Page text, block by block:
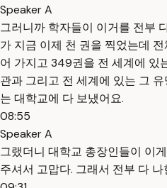
Speaker A
그러니까 학자들이 이거를 전부
가 지금 이제 천 권을 찍었는데
어 가지고 349권을 전 세계에 있
관과 그리고 전 세계에 있는 그
는 대학교에 다 보냈어요.
08:55
Speaker A
그랬더니 대학교 총장인들이 이
주셔서 고맙다. 그래서 전부 다